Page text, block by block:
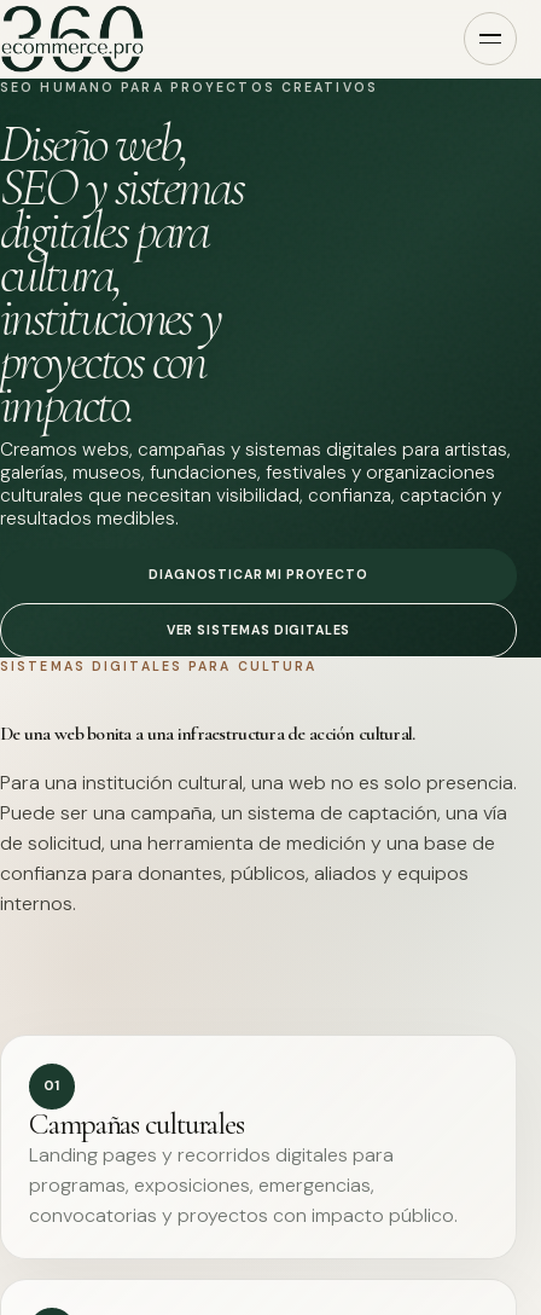
SEO HUMANO PARA PROYECTOS CREATIVOS
Diseño web,
SEO y sistemas
digitales para
cultura,
instituciones y
proyectos con
impacto.
Creamos webs, campañas y sistemas digitales para artistas,
galerías, museos, fundaciones, festivales y organizaciones
culturales que necesitan visibilidad, confianza, captación y
resultados medibles.
DIAGNOSTICAR MI PROYECTO
VER SISTEMAS DIGITALES
SISTEMAS DIGITALES PARA CULTURA
De una web bonita a una infraestructura de acción cultural.
Para una institución cultural, una web no es solo presencia.
Puede ser una campaña, un sistema de captación, una vía
de solicitud, una herramienta de medición y una base de
confianza para donantes, públicos, aliados y equipos
internos.
01
Campañas culturales
Landing pages y recorridos digitales para
programas, exposiciones, emergencias,
convocatorias y proyectos con impacto público.